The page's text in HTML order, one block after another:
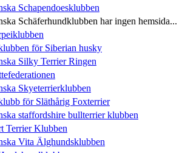
Schapendoesklubben
Schäferhundklubben har ingen hemsida...
för Siberian husky
Silky Terrier Ringen
Skyeterrierklubben
för Släthårig Foxterrier
staffordshire bullterrier klubben
Terrier Klubben
Vita Älghundsklubben